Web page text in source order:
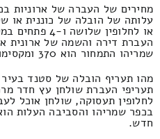
מחירים של העברה של ארוניות
עלותה של הובלה של כוננית או
או לחלופין
העברת דירה והשמה של ארונית
שמריהו התמחור הוא 370 ומקסימום 190 ₪.
מהו תעריף הובלה של סטנד
תעריפי העברת שולחן עץ חדר
לחלופין תעסוקה, שולחן אוכל
חדש.